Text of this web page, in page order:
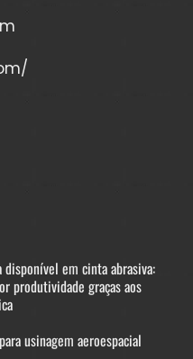
disponível em cinta abrasiva:
produtividade graças aos
usinagem aeroespacial